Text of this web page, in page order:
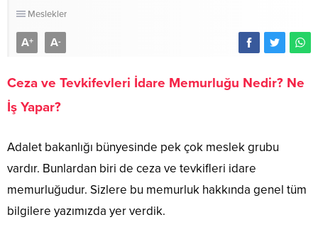
Meslekler
A+ A-
Ceza ve Tevkifevleri İdare Memurluğu Nedir? Ne
İş Yapar?
Adalet bakanlığı bünyesinde pek çok meslek grubu
vardır. Bunlardan biri de ceza ve tevkifleri idare
memurluğudur. Sizlere bu memurluk hakkında genel tüm
bilgilere yazımızda yer verdik.